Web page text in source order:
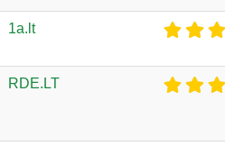
1a.lt
RDE.LT